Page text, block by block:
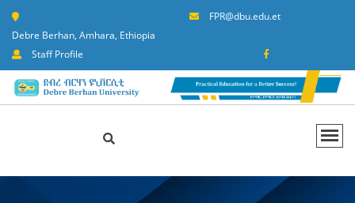
Debre Berhan, Amhara, Ethiopia
FPR@dbu.edu.et
Staff Profile